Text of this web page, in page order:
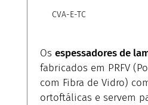
CVA-E-TC
Os espessadores de
fabricados em PRFV
com Fibra de Vidro)
ortoftálicas e servem